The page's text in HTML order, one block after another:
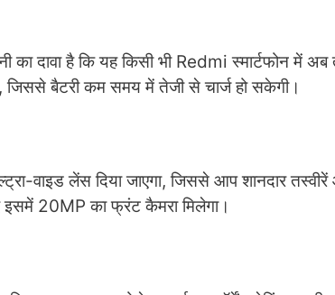
दावा है कि यह किसी भी Redmi स्मार्टफोन में अब
जिससे बैटरी कम समय में तेजी से चार्ज हो सकेगी।
वाइड लेंस दिया जाएगा, जिससे आप शानदार
20MP का फ्रंट कैमरा मिलेगा।